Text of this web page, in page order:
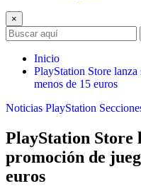
×
Inicio
PlayStation Store
menos de 15 euros
Noticias PlayStation
PlayStation Store
promoción de
euros